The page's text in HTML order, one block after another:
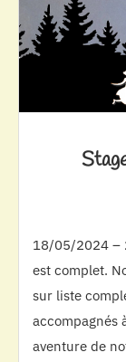
18/05/2024 –
est complet.
sur liste
accompagnés
aventure de